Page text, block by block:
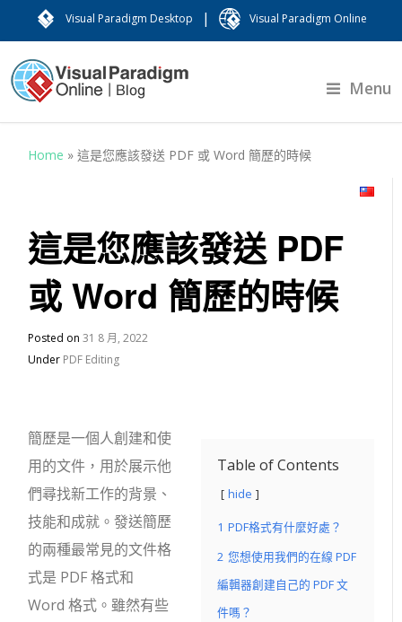
Visual Paradigm Desktop | Visual Paradigm Online
Menu
Home »這是您應該發送 PDF 或 Word 簡歷的時候
這是您應該發送 PDF
或 Word 簡歷的時候
Posted on31 8 月, 2022
Under PDF Editing
Table of Contents
hide
1 PDF格式有什麼好處？
2 您想使用我們的在線 PDF
編輯器創建自己的 PDF 文
件嗎？
簡歷是一個人創建和使
用的文件，用於展示他
們尋找新工作的背景、
技能和成就。發送簡歷
的兩種最常見的文件格
式是 PDF 格式和
Word 格式。雖然有些